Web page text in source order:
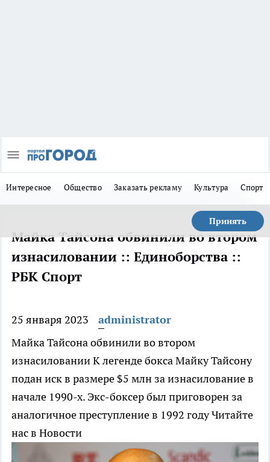
Интересное Общество Заказать рекламу Культура Спорт
Принять
Майка Тайсона обвинили во втором
изнасиловании :: Единоборства ::
РБК Спорт
25 января 2023
administrator
Майка Тайсона обвинили во втором
изнасилованииК легенде бокса Майку Тайсону
подан иск в размере $5 млн за изнасилование в
начале 1990-х. Экс-боксер был приговорен за
аналогичное преступление в 1992 годуЧитайте
нас в Новости